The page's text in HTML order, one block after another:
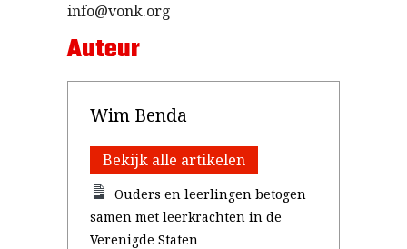
info@vonk.org
Auteur
Wim Benda
Bekijk alle artikelen
Ouders en leerlingen betogen
samen met leerkrachten in de
Verenigde Staten